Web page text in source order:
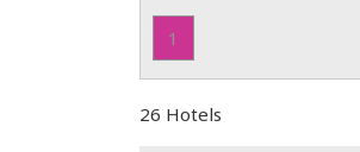
1
26 Hotels